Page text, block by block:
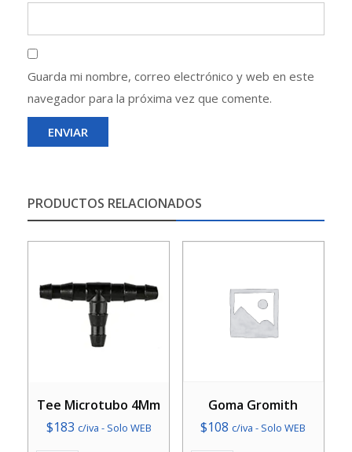
Guarda mi nombre, correo electrónico y web en este
navegador para la próxima vez que comente.
PRODUCTOS RELACIONADOS
Tee Microtubo 4Mm
$183 c/iva - Solo WEB
Goma Gromith
$108 c/iva - Solo WEB